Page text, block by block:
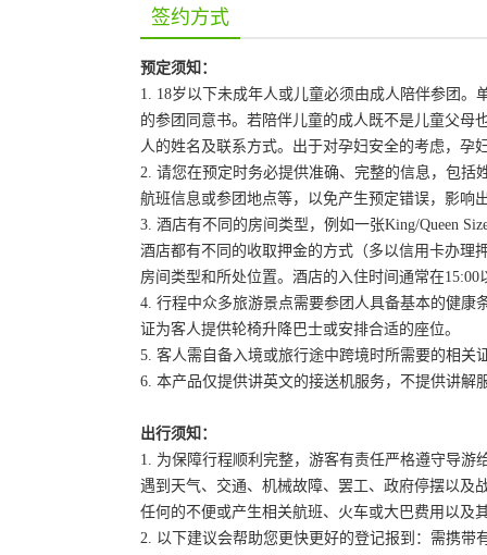
签约方式
预定须知：
1. 18岁以下未成年人或儿童必须由成人陪伴参团
的参团同意书。若陪伴儿童的成人既不是儿童父母
人的姓名及联系方式。出于对孕妇安全的考虑，孕
2. 请您在预定时务必提供准确、完整的信息，包
航班信息或参团地点等，以免产生预定错误，影响
3. 酒店有不同的房间类型，例如一张King/Queen
酒店都有不同的收取押金的方式（多以信用卡办理
房间类型和所处位置。酒店的入住时间通常在15:00
4. 行程中众多旅游景点需要参团人具备基本的健
证为客人提供轮椅升降巴士或安排合适的座位。
5. 客人需自备入境或旅行途中跨境时所需要的相
6. 本产品仅提供讲英文的接送机服务，不提供讲解
出行须知：
1. 为保障行程顺利完整，游客有责任严格遵守导
遇到天气、交通、机械故障、罢工、政府停摆以及
任何的不便或产生相关航班、火车或大巴费用以及
2. 以下建议会帮助您更快更好的登记报到：需携